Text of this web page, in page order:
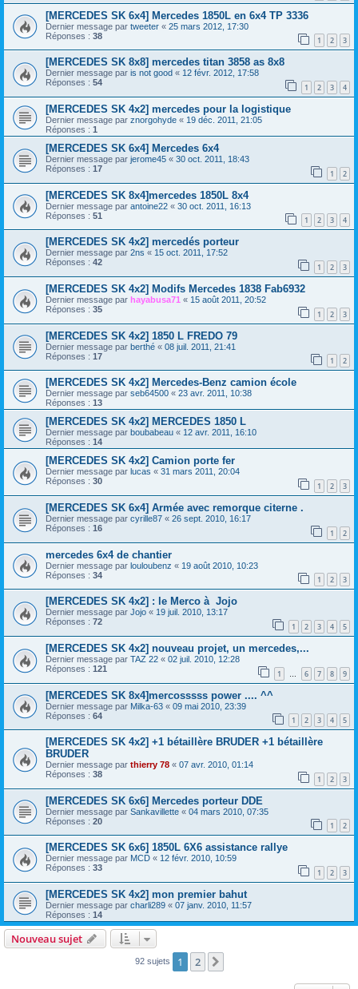
[MERCEDES SK 6x4] Mercedes 1850L en 6x4 TP 3336
Dernier message par tweeter « 25 mars 2012, 17:30
Réponses : 38 1 2 3
[MERCEDES SK 8x8] mercedes titan 3858 as 8x8
Dernier message par is not good « 12 févr. 2012, 17:58
Réponses : 54 1 2 3 4
[MERCEDES SK 4x2] mercedes pour la logistique
Dernier message par znorgohyde « 19 déc. 2011, 21:05
Réponses : 1
[MERCEDES SK 6x4] Mercedes 6x4
Dernier message par jerome45 « 30 oct. 2011, 18:43
Réponses : 17 1 2
[MERCEDES SK 8x4]mercedes 1850L 8x4
Dernier message par antoine22 « 30 oct. 2011, 16:13
Réponses : 51 1 2 3 4
[MERCEDES SK 4x2] mercedés porteur
Dernier message par 2ns « 15 oct. 2011, 17:52
Réponses : 42 1 2 3
[MERCEDES SK 4x2] Modifs Mercedes 1838 Fab6932
Dernier message par hayabusa71 « 15 août 2011, 20:52
Réponses : 35 1 2 3
[MERCEDES SK 4x2] 1850 L FREDO 79
Dernier message par berthé « 08 juil. 2011, 21:41
Réponses : 17 1 2
[MERCEDES SK 4x2] Mercedes-Benz camion école
Dernier message par seb64500 « 23 avr. 2011, 10:38
Réponses : 13
[MERCEDES SK 4x2] MERCEDES 1850 L
Dernier message par boubabeau « 12 avr. 2011, 16:10
Réponses : 14
[MERCEDES SK 4x2] Camion porte fer
Dernier message par lucas « 31 mars 2011, 20:04
Réponses : 30 1 2 3
[MERCEDES SK 6x4] Armée avec remorque citerne .
Dernier message par cyrille87 « 26 sept. 2010, 16:17
Réponses : 16 1 2
mercedes 6x4 de chantier
Dernier message par louloubenz « 19 août 2010, 10:23
Réponses : 34 1 2 3
[MERCEDES SK 4x2] : le Merco à Jojo
Dernier message par Jojo « 19 juil. 2010, 13:17
Réponses : 72 1 2 3 4 5
[MERCEDES SK 4x2] nouveau projet, un mercedes,...
Dernier message par TAZ 22 « 02 juil. 2010, 12:28
Réponses : 121 1 6 7 8 9
[MERCEDES SK 8x4]mercosssss power .... ^^
Dernier message par Milka-63 « 09 mai 2010, 23:39
Réponses : 64 1 2 3 4 5
[MERCEDES SK 4x2] +1 bétaillère BRUDER +1 bétaillère
BRUDER
Dernier message par thierry 78 « 07 avr. 2010, 01:14
Réponses : 38 1 2 3
[MERCEDES SK 6x6] Mercedes porteur DDE
Dernier message par Sankavillette « 04 mars 2010, 07:35
Réponses : 20 1 2
[MERCEDES SK 6x6] 1850L 6X6 assistance rallye
Dernier message par MCD « 12 févr. 2010, 10:59
Réponses : 33 1 2 3
[MERCEDES SK 4x2] mon premier bahut
Dernier message par charli289 « 07 janv. 2010, 11:57
Réponses : 14
Nouveau sujet
92 sujets 1 2